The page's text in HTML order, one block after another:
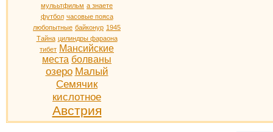
мулььтфильм а знаете
футбол часовые пояса
любопытные байконур 1945
Тайна цилиндры фараона
тибет Мансийские
места болваны
озеро Малый
Семячик
кислотное
Австрия